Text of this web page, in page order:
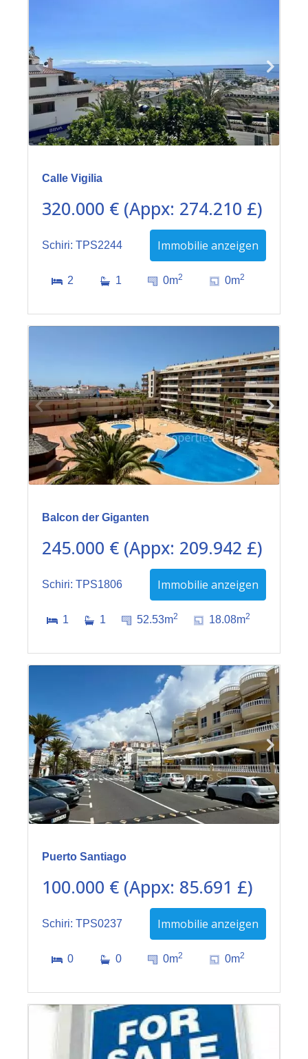
Calle Vigilia
320.000 € (Appx: 274.210 £)
Schiri: TPS2244 Immobilie anzeigen
2 1 0m2 0m2
Balcon der Giganten
245.000 € (Appx: 209.942 £)
Schiri: TPS1806 Immobilie anzeigen
1 1 52.53m2 18.08m2
Puerto Santiago
100.000 € (Appx: 85.691 £)
Schiri: TPS0237 Immobilie anzeigen
0 0 0m2 0m2